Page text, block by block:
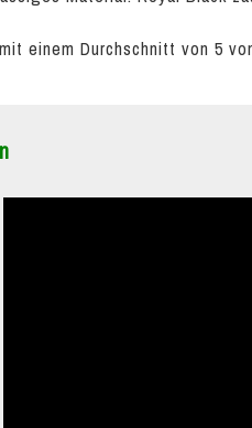
einem Durchschnitt von 5